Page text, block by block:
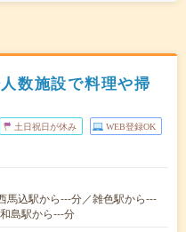
数施設で料理や掃
土日祝日が休み WEB登録OK
馬込駅から---分／雑色駅から---
島駅から---分